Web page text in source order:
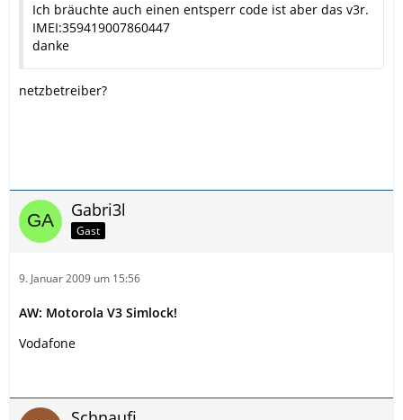
Ich bräuchte auch einen entsperr code ist aber das v3r.
IMEI:359419007860447
danke
netzbetreiber?
Gabri3l
Gast
9. Januar 2009 um 15:56
AW: Motorola V3 Simlock!
Vodafone